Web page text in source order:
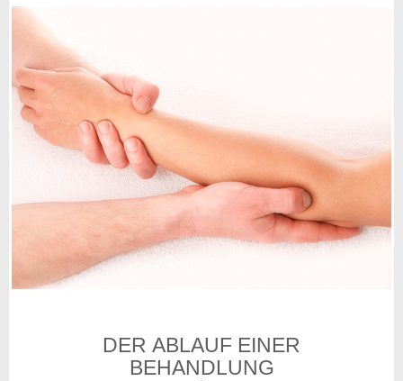
DER ABLAUF EINER
BEHANDLUNG